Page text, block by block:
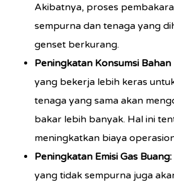
Akibatnya, proses
sempurna dan tenaga yang
genset berkurang.
Peningkatan Konsumsi Bahan
yang bekerja lebih keras
tenaga yang sama akan
bakar lebih banyak. Hal ini
meningkatkan biaya
Peningkatan Emisi Gas Buang:
yang tidak sempurna juga